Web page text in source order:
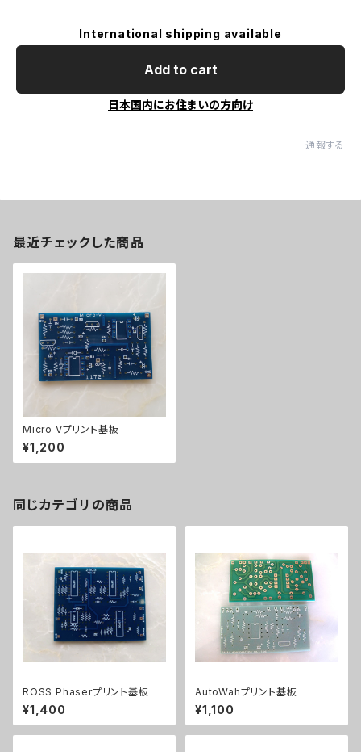
International shipping available
Add to cart
日本国内にお住まいの方向け
通報する
最近チェックした商品
Micro Vプリント基板
¥1,200
同じカテゴリの商品
ROSS Phaserプリント基板
¥1,400
AutoWahプリント基板
¥1,100